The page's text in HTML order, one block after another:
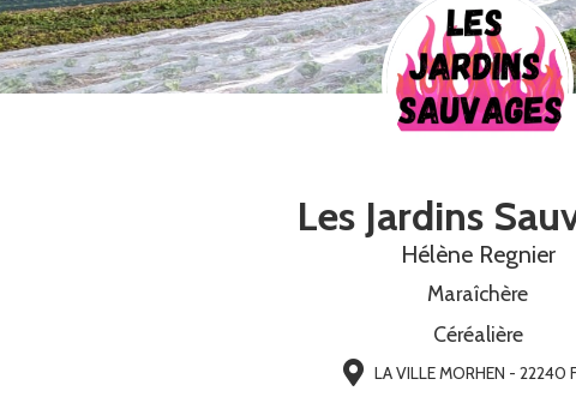
Les Jardins
Hélène Regnier
Maraîchère
Céréalière
LA VILLE MORHEN - 22240